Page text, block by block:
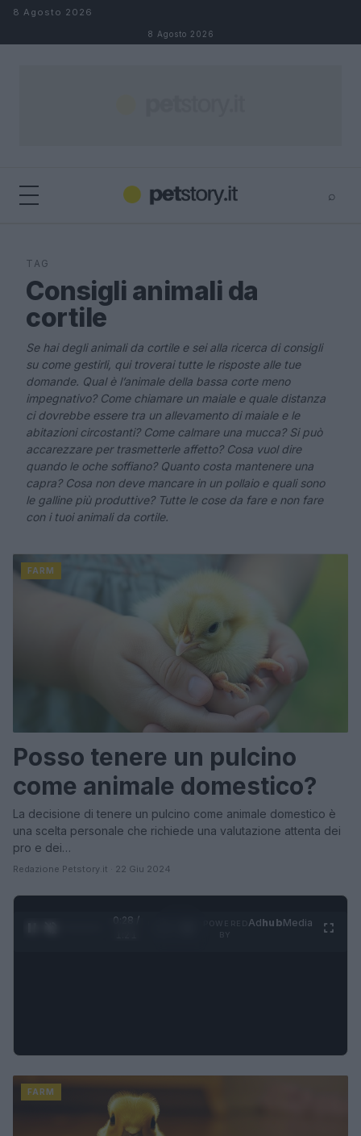
Salta al contenuto
8 Agosto 2026
8 Agosto 2026
⌕
TAG
Consigli animali da
cortile
Se hai degli animali da cortile e sei alla ricerca di consigli
su come gestirli, qui troverai tutte le risposte alle tue
domande. Qual è l’animale della bassa corte meno
impegnativo? Come chiamare un maiale e quale distanza
ci dovrebbe essere tra un allevamento di maiale e le
abitazioni circostanti? Come calmare una mucca? Si può
accarezzare per trasmetterle affetto? Cosa vuol dire
quando le oche soffiano? Quanto costa mantenere una
capra? Cosa non deve mancare in un pollaio e quali sono
le galline più produttive? Tutte le cose da fare e non fare
con i tuoi animali da cortile.
FARM
Posso tenere un pulcino
come animale domestico?
La decisione di tenere un pulcino come animale domestico è
una scelta personale che richiede una valutazione attenta dei
pro e dei…
Redazione Petstory.it · 22 Giu 2024
0:29 /
AdhubMedia
FARM